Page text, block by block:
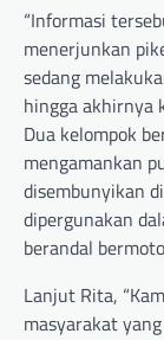
“Informasi
menerjunkan
sedang
hingga akhirnya
Dua kelompok
mengamankan
disembunyikan
dipergunakan
berandal
Lanjut Rita,
masyarakat